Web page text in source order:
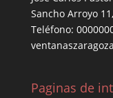
Sancho Arroyo
Teléfono:
Paginas de